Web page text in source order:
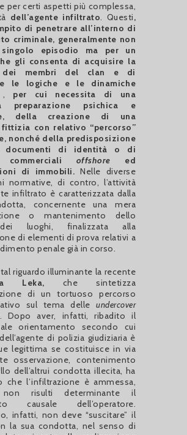
per certi aspetti più complessa,
dell’agente infiltrato. Questi,
di penetrare all’interno di
criminale, generalmente non
episodio ma per un
gli consenta di acquisire la
dei membri del clan e di
le logiche e le dinamiche
, per cui necessita di una
preparazione psichica e
della creazione di una
con relativo “percorso”
nonché della predisposizione
di identità o di
offshore ed
di immobili.Nelle diverse
normative, di contro, l’attività
infiltrato è caratterizzata dalla
concernente una mera
o mantenimento dello
luoghi, finalizzata alla
di elementi di prova relativi a
penale già in corso.
riguardo illuminante la recente
Leka, che sintetizza
di un tortuoso percorso
sul tema delle undercover
. Dopo aver, infatti, ribadito il
orientamento secondo cui
di polizia giudiziaria è
legittima se costituisce in via
osservazione, contenimento
dell’altrui condotta illecita, ha
che l’infiltrazione è ammessa,
non risulti determinante il
causale dell’operatore.
infatti, non deve “suscitare” il
la sua condotta, nel senso di